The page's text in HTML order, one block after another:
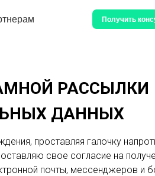
Получить
РАССЫЛКИ
ДАННЫХ
проставляя галочку
свое согласие на
почты, мессенджеров и